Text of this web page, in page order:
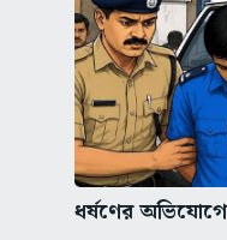
ধর্ষণের অভিযোগে